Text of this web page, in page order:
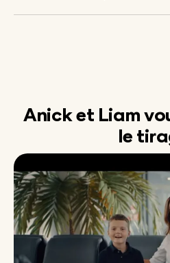
Anick et Liam
le